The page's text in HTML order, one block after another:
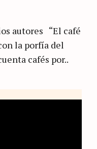
autores “El café
la porfía del
cafés por..